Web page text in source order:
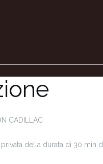
CADILLAC
della durata di 30